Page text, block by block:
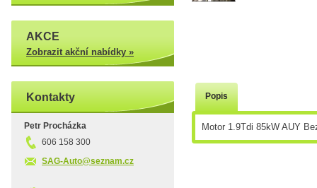
AKCE
Zobrazit akční nabídky »
Kontakty
Petr Procházka
606 158 300
SAG-Auto@seznam.cz
Popis
Motor 1.9Tdi 85kW AUY